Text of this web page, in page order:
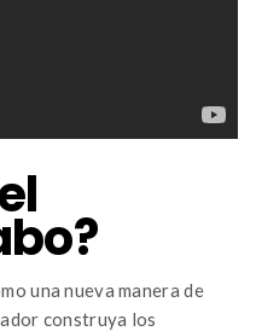
una nueva manera de
construya los